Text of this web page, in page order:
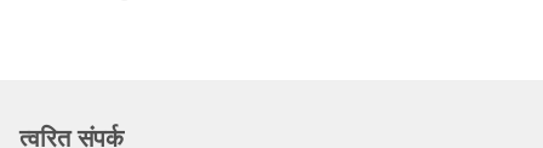
त्वरित संपर्क